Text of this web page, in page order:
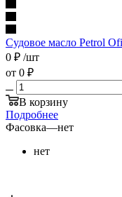
Судовое масло Petrol
0 ₽ /шт
от 0 ₽
В корзину
Подробнее
Фасовка—нет
нет